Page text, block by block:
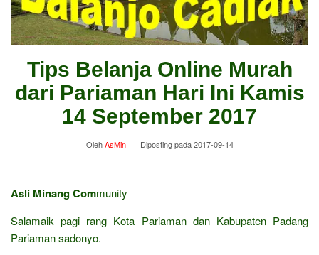
Tips Belanja Online Murah
dari Pariaman Hari Ini Kamis
14 September 2017
OlehAsMin Diposting pada2017-09-14
Asli Minang Community
Salamaik pagi rang Kota Pariaman dan Kabupaten Padang
Pariaman sadonyo.